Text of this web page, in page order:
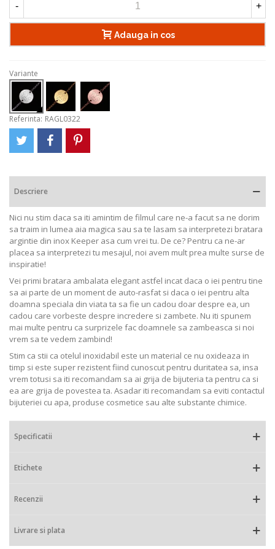
- +
Adauga in cos
Variante
Referinta: RAGL0322
Descriere
Nici nu stim daca sa iti amintim de filmul care ne-a facut sa ne dorim
sa traim in lumea aia magica sau sa te lasam sa interpretezi bratara
argintie din inox Keeper asa cum vrei tu. De ce? Pentru ca ne-ar
placea sa interpretezi tu mesajul, noi avem mult prea multe surse de
inspiratie!
Vei primi bratara ambalata elegant astfel incat daca o iei pentru tine
sa ai parte de un moment de auto-rasfat si daca o iei pentru alta
doamna speciala din viata ta sa fie un cadou doar despre ea, un
cadou care vorbeste despre incredere si zambete. Nu iti spunem
mai multe pentru ca surprizele fac doamnele sa zambeasca si noi
vrem sa te vedem zambind!
Stim ca stii ca otelul inoxidabil este un material ce nu oxideaza in
timp si este super rezistent fiind cunoscut pentru duritatea sa, insa
vrem totusi sa iti recomandam sa ai grija de bijuteria ta pentru ca si
ea are grija de povestea ta. Asadar iti recomandam sa eviti contactul
bijuteriei cu apa, produse cosmetice sau alte substante chimice.
Specificatii
Etichete
Recenzii
Livrare si plata